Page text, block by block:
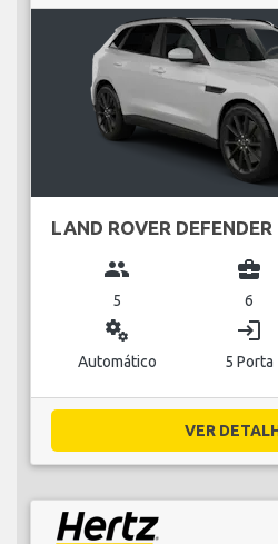
LAND ROVER DEFENDER
group
5
business_center
6
miscellaneous_services
Automático
login
5 Porta
VER